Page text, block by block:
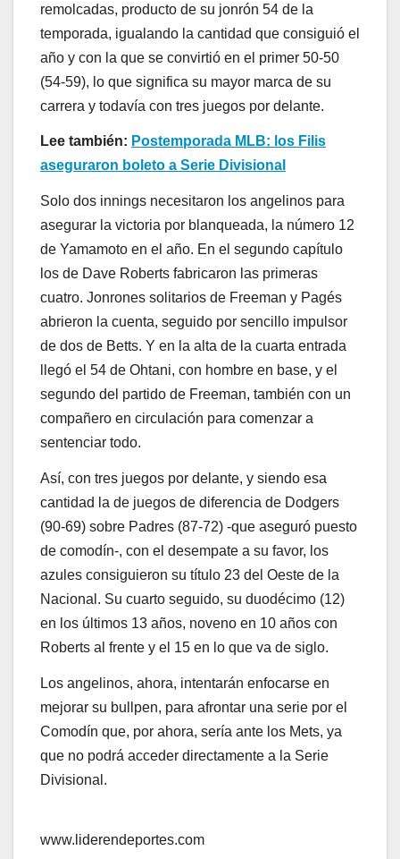
remolcadas, producto de su jonrón 54 de la
temporada, igualando la cantidad que consiguió el
año y con la que se convirtió en el primer 50-50
(54-59), lo que significa su mayor marca de su
carrera y todavía con tres juegos por delante.
Lee también: Postemporada MLB: los Filis
aseguraron boleto a Serie Divisional
Solo dos innings necesitaron los angelinos para
asegurar la victoria por blanqueada, la número 12
de Yamamoto en el año. En el segundo capítulo
los de Dave Roberts fabricaron las primeras
cuatro. Jonrones solitarios de Freeman y Pagés
abrieron la cuenta, seguido por sencillo impulsor
de dos de Betts. Y en la alta de la cuarta entrada
llegó el 54 de Ohtani, con hombre en base, y el
segundo del partido de Freeman, también con un
compañero en circulación para comenzar a
sentenciar todo.
Así, con tres juegos por delante, y siendo esa
cantidad la de juegos de diferencia de Dodgers
(90-69) sobre Padres (87-72) -que aseguró puesto
de comodín-, con el desempate a su favor, los
azules consiguieron su título 23 del Oeste de la
Nacional. Su cuarto seguido, su duodécimo (12)
en los últimos 13 años, noveno en 10 años con
Roberts al frente y el 15 en lo que va de siglo.
Los angelinos, ahora, intentarán enfocarse en
mejorar su bullpen, para afrontar una serie por el
Comodín que, por ahora, sería ante los Mets, ya
que no podrá acceder directamente a la Serie
Divisional.
www.liderendeportes.com